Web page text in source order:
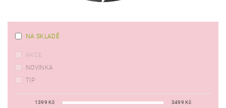
NA SKLADĚ
AKCE
NOVINKA
TIP
1399 Kč 3499 Kč